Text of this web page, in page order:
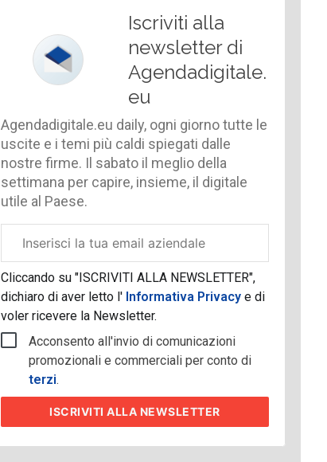
Iscriviti alla
newsletter di
Agendadigitale.
eu
Agendadigitale.eu daily, ogni giorno tutte le
uscite e i temi più caldi spiegati dalle
nostre firme. Il sabato il meglio della
settimana per capire, insieme, il digitale
utile al Paese.
aziendale
Cliccando su "ISCRIVITI ALLA NEWSLETTER",
dichiaro di aver letto l' Informativa Privacye di
voler ricevere la Newsletter.
Acconsento all'invio di comunicazioni
promozionali e commerciali per conto di
terzi.
ISCRIVITIALLA NEWSLETTER